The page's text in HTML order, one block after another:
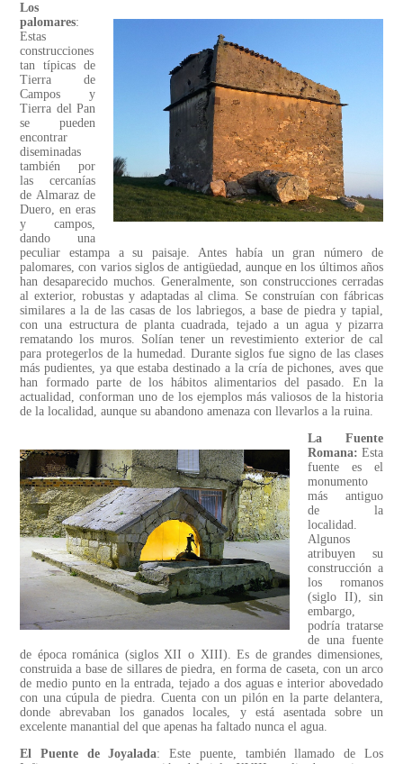
Los
palomares:
Estas
construcciones
tan típicas de
Tierra de
Campos y
Tierra del Pan
se pueden
encontrar
diseminadas
también por
las cercanías
de Almaraz de
Duero, en eras
y campos,
dando una
peculiar estampa a su paisaje. Antes había un gran número de
palomares, con varios siglos de antigüedad, aunque en los últimos años
han desaparecido muchos. Generalmente, son construcciones cerradas
al exterior, robustas y adaptadas al clima. Se construían con fábricas
similares a la de las casas de los labriegos, a base de piedra y tapial,
con una estructura de planta cuadrada, tejado a un agua y pizarra
rematando los muros. Solían tener un revestimiento exterior de cal
para protegerlos de la humedad. Durante siglos fue signo de las clases
más pudientes, ya que estaba destinado a la cría de pichones, aves que
han formado parte de los hábitos alimentarios del pasado. En la
actualidad, conforman uno de los ejemplos más valiosos de la historia
de la localidad, aunque su abandono amenaza con llevarlos a la ruina.
La Fuente
Romana: Esta
fuente es el
monumento
más antiguo
de la
localidad.
Algunos
atribuyen su
construcción a
los romanos
(siglo II), sin
embargo,
podría tratarse
de una fuente
de época románica (siglos XII o XIII). Es de grandes dimensiones,
construida a base de sillares de piedra, en forma de caseta, con un arco
de medio punto en la entrada, tejado a dos aguas e interior abovedado
con una cúpula de piedra. Cuenta con un pilón en la parte delantera,
donde abrevaban los ganados locales, y está asentada sobre un
excelente manantial del que apenas ha faltado nunca el agua.
El Puente de Joyalada: Este puente, también llamado de Los